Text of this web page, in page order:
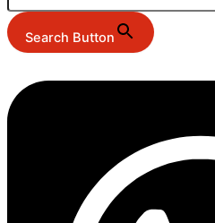
Search Button